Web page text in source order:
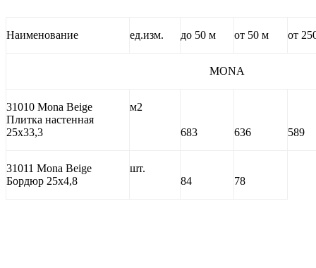
Наименование ед.изм. до 50 м от 50 м от
MONA
31010 Mona Beige
Плитка настенная
25х33,3
м2
683 636 589
31011 Mona Beige
Бордюр 25х4,8
шт.
84
78